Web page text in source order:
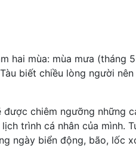
hai mùa: mùa mưa
biết chiều lòng người
chiêm ngưỡng những
trình cá nhân của mình.
ngày biển động, bão, lốc